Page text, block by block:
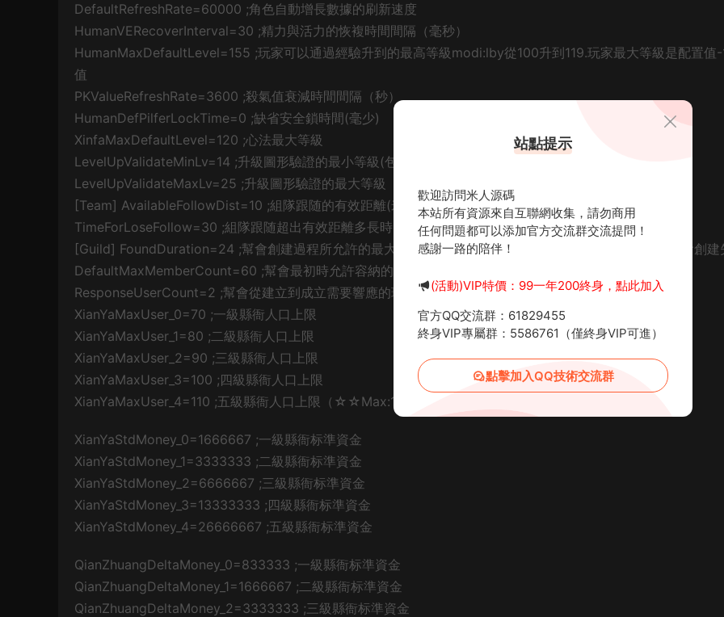
DefaultRefreshRate=60000 ;角色自動增長數據的刷新速度
HumanVERecoverInterval=30 ;精力與活力的恢複時間間隔（毫秒）
HumanMaxDefaultLevel=155 ;玩家可以通過經驗升到的最高等級modi:lby從100升到119.玩家最大等級是配置值-
值
PKValueRefreshRate=3600 ;殺氣值衰減時間間隔（秒）
HumanDefPilferLockTime=0 ;缺省安全鎖時間(毫少)
XinfaMaxDefaultLevel=120 ;心法最大等級
LevelUpValidateMinLv=14 ;升級圖形驗證的最小等級(包含該等級)
LevelUpValidateMaxLv=25 ;升級圖形驗證的最大等級（包含該等級）
[Team] AvailableFollowDist=10 ;組隊跟随的有效距離(米)
TimeForLoseFollow=30 ;組隊跟随超出有效距離多長時間後主動退出組隊跟随(秒)
[Guild] FoundDuration=24 ;幫會創建過程所允許的最大時間（小時爲單位），超過時間沒有滿足條件則幫會創建
DefaultMaxMemberCount=60 ;幫會最初時允許容納的幫衆上限
ResponseUserCount=2 ;幫會從建立到成立需要響應的玩家數量（含幫會建立者）
XianYaMaxUser_0=70 ;一級縣衙人口上限
XianYaMaxUser_1=80 ;二級縣衙人口上限
XianYaMaxUser_2=90 ;三級縣衙人口上限
XianYaMaxUser_3=100 ;四級縣衙人口上限
XianYaMaxUser_4=110 ;五級縣衙人口上限（☆☆Max:110）
XianYaStdMoney_0=1666667 ;一級縣衙标準資金
XianYaStdMoney_1=3333333 ;二級縣衙标準資金
XianYaStdMoney_2=6666667 ;三級縣衙标準資金
XianYaStdMoney_3=13333333 ;四級縣衙标準資金
XianYaStdMoney_4=26666667 ;五級縣衙标準資金
QianZhuangDeltaMoney_0=833333 ;一級縣衙标準資金
QianZhuangDeltaMoney_1=1666667 ;二級縣衙标準資金
QianZhuangDeltaMoney_2=3333333 ;三級縣衙标準資金
站點提示
歡迎訪問米人源碼
本站所有資源來自互聯網收集，請勿商用
任何問題都可以添加官方交流群交流提問！
感謝一路的陪伴！
(活動)VIP特價：99一年200終身，點此加入
官方QQ交流群：61829455
終身VIP專屬群：5586761（僅終身VIP可進）
點擊加入QQ技術交流群